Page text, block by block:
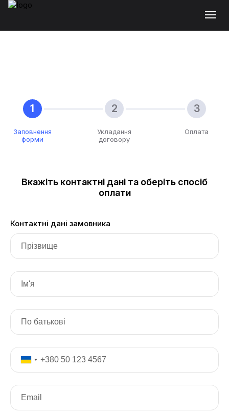
Заповнення
форми
Укладання
договору
Оплата
Вкажіть контактні дані та оберіть спосіб
оплати
Контактні дані замовника